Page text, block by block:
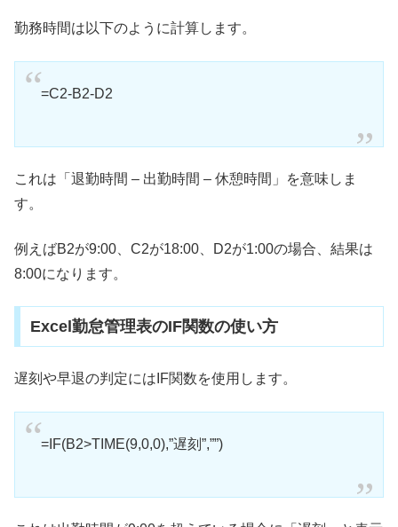
勤務時間は以下のように計算します。
=C2-B2-D2
これは「退勤時間 – 出勤時間 – 休憩時間」を意味しま
す。
例えばB2が9:00、C2が18:00、D2が1:00の場合、結果は
8:00になります。
Excel勤怠管理表のIF関数の使い方
遅刻や早退の判定にはIF関数を使用します。
=IF(B2>TIME(9,0,0),”遅刻”,””)